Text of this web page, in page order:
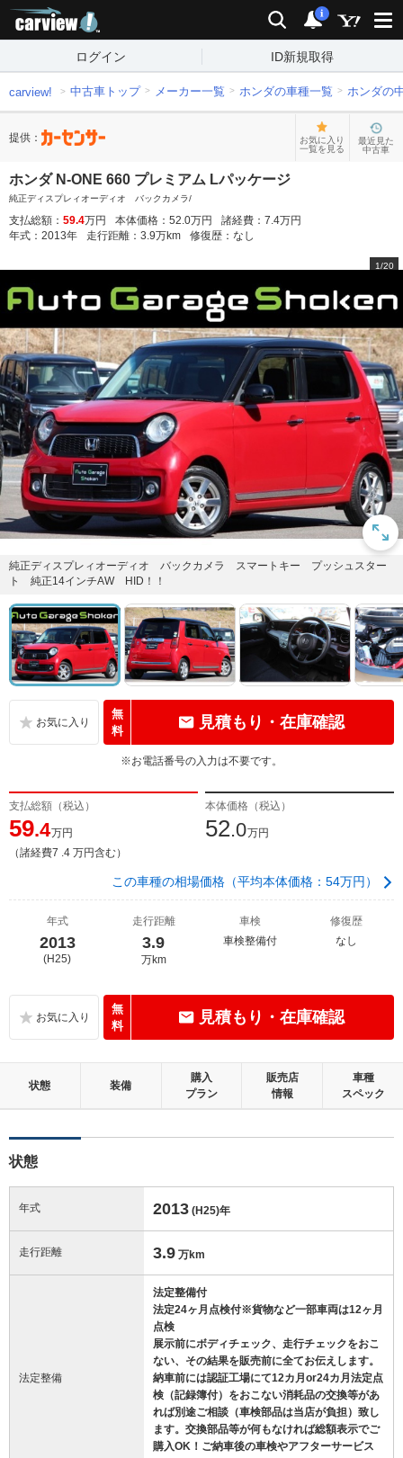
検索 通知
i
ログイン ID新規取得
carview! 中古車トップ メーカー一覧 ホンダの車種一覧 ホンダの
提供：
お気に入り
一覧を見る
最近見た
中古車
ホンダ N-ONE 660 プレミアム Lパッケージ
純正ディスプレィオーディオ バックカメラ/
支払総額： 59.4万円 本体価格： 52.0万円 諸経費： 7.4万円
年式： 2013年 走行距離： 3.9万km 修復歴： なし
1/20
純正ディスプレィオーディオ バックカメラ スマートキー プッシュスター
ト 純正14インチAW HID！！
無
料
見積もり・在庫確認
※お電話番号の入力は不要です。
支払総額（税込）
59.4万円
（諸経費7 .4 万円含む）
本体価格（税込）
52.0万円
この車種の相場価格（平均本体価格：54万円）
年式
2013
(H25)
走行距離
3.9
万km
車検
車検整備付
修復歴
なし
無
料
見積もり・在庫確認
状態 装備
購入
プラン
販売店
情報
車種
スペック
状態
年式 2013 (H25)年
走行距離 3.9 万km
法定整備
法定整備付
法定24ヶ月点検付※貨物など一部車両は12ヶ月
点検
展示前にボディチェック、走行チェックをおこ
ない、その結果を販売前に全てお伝えします。
納車前には認証工場にて12カ月or24カ月法定点
検（記録簿付）をおこない消耗品の交換等があ
れば別途ご相談（車検部品は当店が負担）致し
ます。交換部品等が何もなければ総額表示でご
購入OK！ご納車後の車検やアフターサービス